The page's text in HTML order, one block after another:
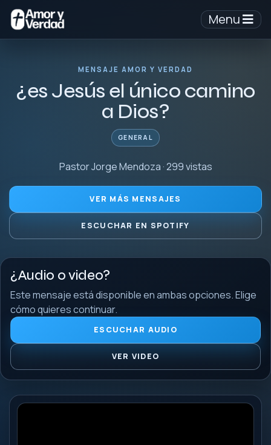
Menu
MENSAJE AMOR Y VERDAD
¿es Jesús el único camino
a Dios?
GENERAL
Pastor Jorge Mendoza · 299 vistas
VER MÁS MENSAJES
ESCUCHAR EN SPOTIFY
¿Audio o video?
Este mensaje está disponible en ambas opciones. Elige
cómo quieres continuar.
ESCUCHAR AUDIO
VER VIDEO